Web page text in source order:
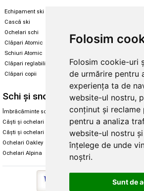
Folosim
Folosim cookie-uri
de urmărire pentru
experiența ta de
website-ul nostru,
conținut și reclame
pentru a analiza
website-ul nostru
înțelege de unde
noștri.
Sunt de
Echipament ski
Cască ski
Ochelari schi
Clăpari Atomic
Schiuri Atomic
Clăpari reglabili
Clăpari copii
Legături
Enuff
Schi și snowboard
Îmbrăcăminte schi și snowboard
Căști și ochelari de iarnă
Căști și ochelari Alpina
Ochelari Oakley
Ochelari Alpina
Diverse
Cum aleg
Cum aleg
Ochelari de
Ochelari de